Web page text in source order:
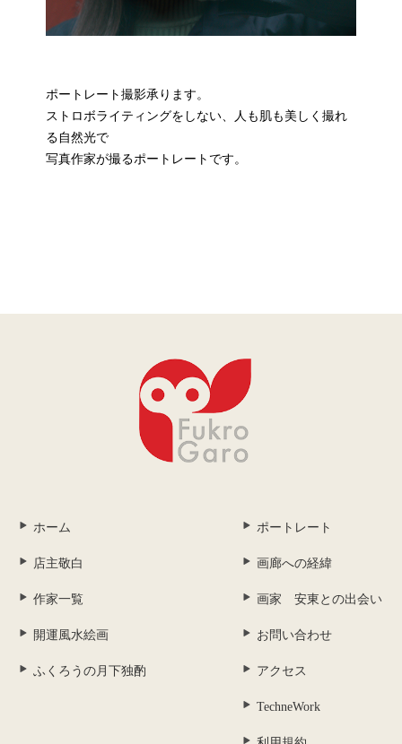
ポートレート撮影承ります。
ストロボライティングをしない、人も肌も美しく撮れ
る自然光で
写真作家が撮るポートレートです。
ホーム
店主敬白
作家一覧
開運風水絵画
ふくろうの月下独酌
ポートレート
画廊への経緯
画家 安東との出会い
お問い合わせ
アクセス
TechneWork